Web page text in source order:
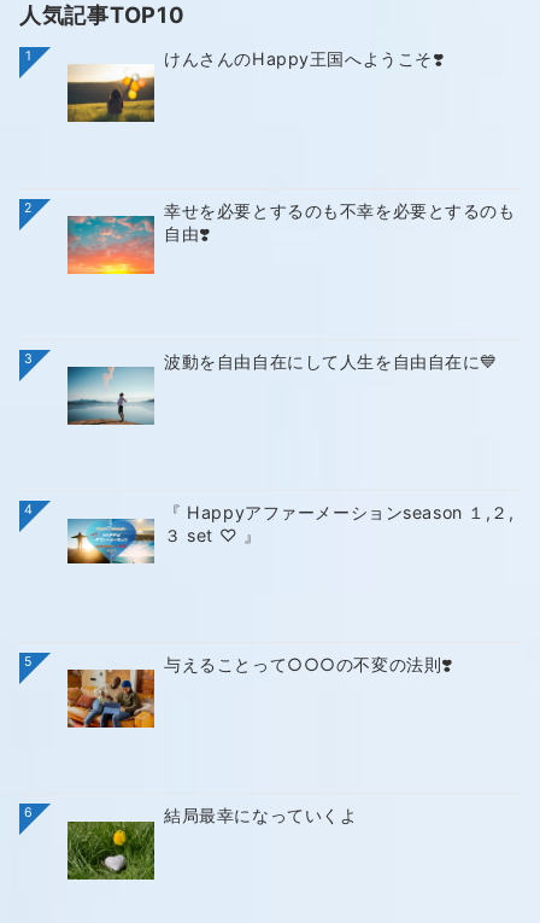
人気記事TOP10
1 けんさんのHappy王国へようこそ❣️
2
幸せを必要とするのも不幸を必要とするのも
自由❣️
3 波動を自由自在にして人生を自由自在に💙
4
『 Happyアファーメーションseason １,２,
３ set ♡ 』
5 与えることって○○○の不変の法則❣️
6 結局最幸になっていくよ